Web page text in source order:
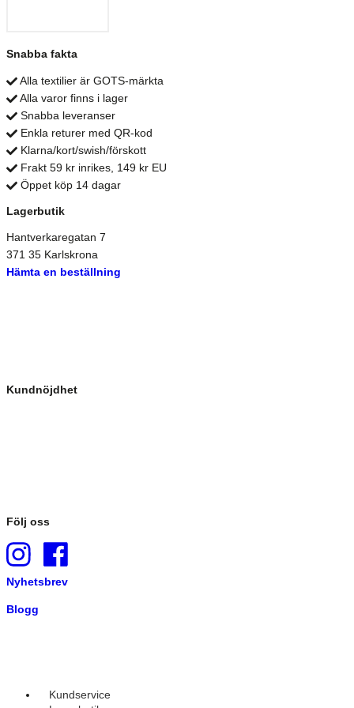
Snabba fakta
Alla textilier är GOTS-märkta
Alla varor finns i lager
Snabba leveranser
Enkla returer med QR-kod
Klarna/kort/swish/förskott
Frakt 59 kr inrikes, 149 kr EU
Öppet köp 14 dagar
Lagerbutik
Hantverkaregatan 7
371 35 Karlskrona
Hämta en beställning
Kundnöjdhet
Följ oss
Nyhetsbrev
Blogg
Kundservice